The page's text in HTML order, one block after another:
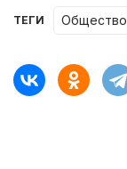
ТЕГИ Общество